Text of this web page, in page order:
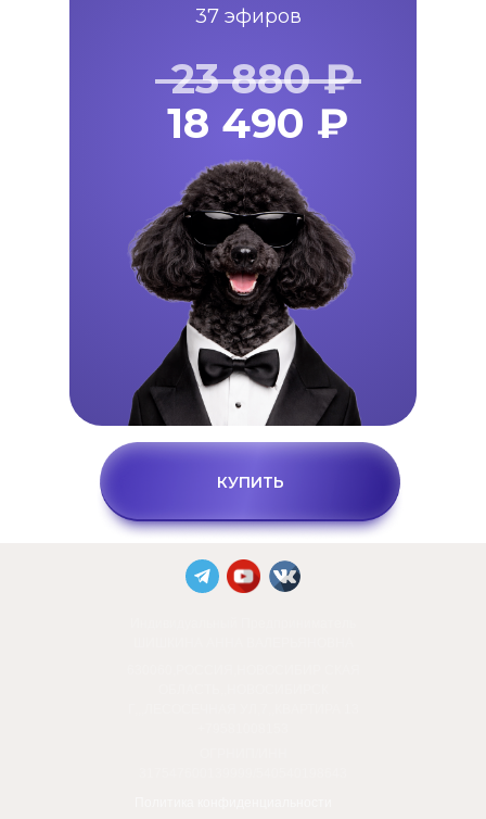
37 эфиров
КУПИТЬ
18 490 ₽
23 880 ₽